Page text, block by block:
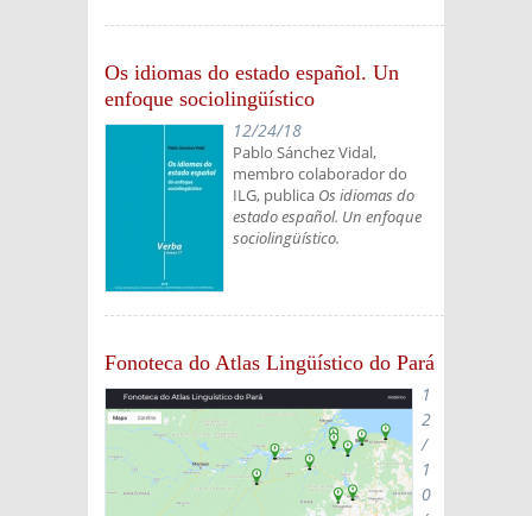
Os idiomas do estado español. Un
enfoque sociolingüístico
12/24/18
Pablo Sánchez Vidal,
membro colaborador do
ILG, publica Os idiomas do
estado español. Un enfoque
sociolingüístico.
Fonoteca do Atlas Lingüístico do Pará
1
2
/
1
0